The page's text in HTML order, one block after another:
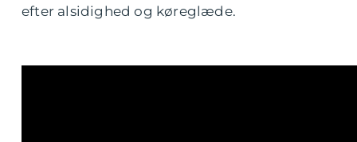
efter alsidighed og køreglæde.